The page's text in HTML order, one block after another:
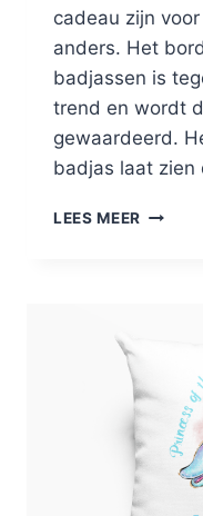
cadeau zijn
anders. Het
badjassen is
trend en wordt
gewaardeerd.
badjas laat
LEES MEER